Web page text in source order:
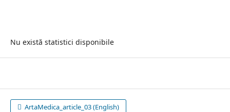
Nu există statistici disponibile
ArtaMedica_article_03 (English)